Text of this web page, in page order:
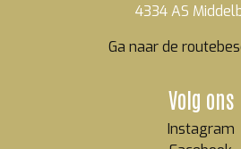
4334 AS
Ga naar de
Volg ons
Instagram